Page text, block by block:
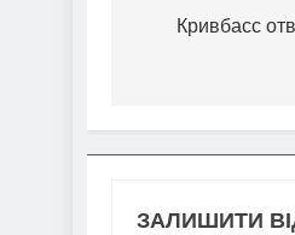
записів
Кривбасс
ЗАЛИШИТИ